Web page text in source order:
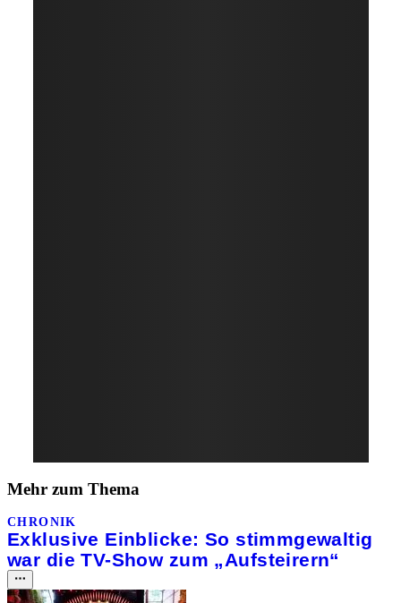
Mehr zum Thema
CHRONIK
Exklusive Einblicke: So stimmgewaltig
war die TV-Show zum „Aufsteirern“